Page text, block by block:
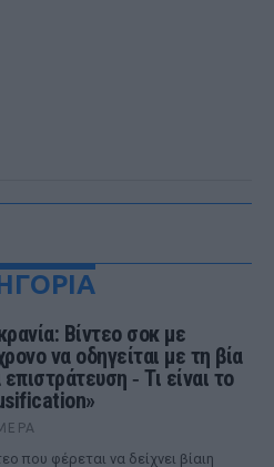
Βίντεο σοκ με
να οδηγείται με τη βία
επιστράτευση ‑ Τι είναι το
που φέρεται να δείχνει βίαιη